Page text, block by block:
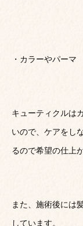
・カラーやパーマ
キューティクルは
いので、ケアをし
るので希望の仕上
また、施術後には
しています。